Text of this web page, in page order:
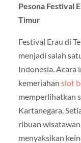
Pesona Festival
Timur
Festival Erau di
menjadi salah
Indonesia. Acara
kemeriahan slot
memperlihatkan
Kartanegara.
ribuan
menyaksikan